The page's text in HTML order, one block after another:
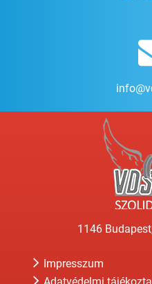
1146
Impresszum
Adatvédelmi